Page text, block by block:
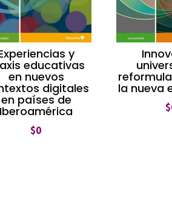
y
educativas
en nuevos
digitales
en países de
Iberoamérica
$0
la nueva
$